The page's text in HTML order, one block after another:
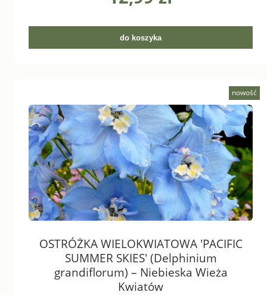
do koszyka
OSTRÓŻKA WIELOKWIATOWA 'PACIFIC
SUMMER SKIES' (Delphinium
grandiflorum) – Niebieska Wieża
Kwiatów
nowość